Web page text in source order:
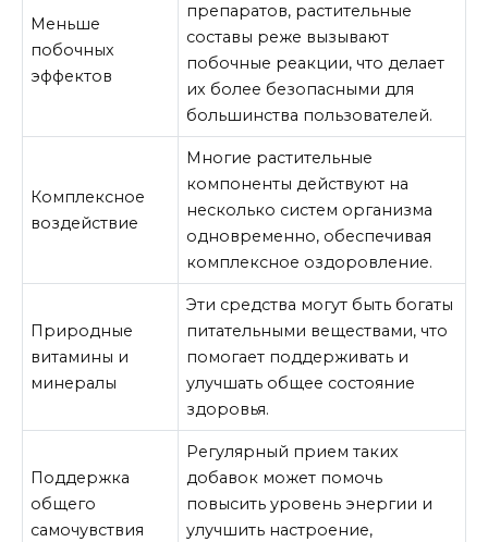
Меньше
побочных
эффектов
препаратов, растительные
составы реже вызывают
побочные реакции, что делает
их более безопасными для
большинства пользователей.
Комплексное
воздействие
Многие растительные
компоненты действуют на
несколько систем организма
одновременно, обеспечивая
комплексное оздоровление.
Природные
витамины и
минералы
Эти средства могут быть богаты
питательными веществами, что
помогает поддерживать и
улучшать общее состояние
здоровья.
Поддержка
общего
самочувствия
Регулярный прием таких
добавок может помочь
повысить уровень энергии и
улучшить настроение,